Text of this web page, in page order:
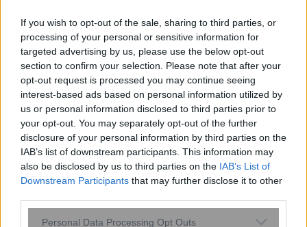
If you wish to opt-out of the sale, sharing to third parties, or
processing of your personal or sensitive information for
targeted advertising by us, please use the below opt-out
section to confirm your selection. Please note that after your
opt-out request is processed you may continue seeing
interest-based ads based on personal information utilized by
us or personal information disclosed to third parties prior to
your opt-out. You may separately opt-out of the further
disclosure of your personal information by third parties on the
IAB’s list of downstream participants. This information may
also be disclosed by us to third parties on the IAB’s List of
Downstream Participants that may further disclose it to other
Please note that this website/app uses one or more Google
Personal Data Processing Opt Outs
Σας βομβαρδίζει ο σύντροφος σας με
αγάπη; Πότε το love bombing δείχνει
πρόβλημα